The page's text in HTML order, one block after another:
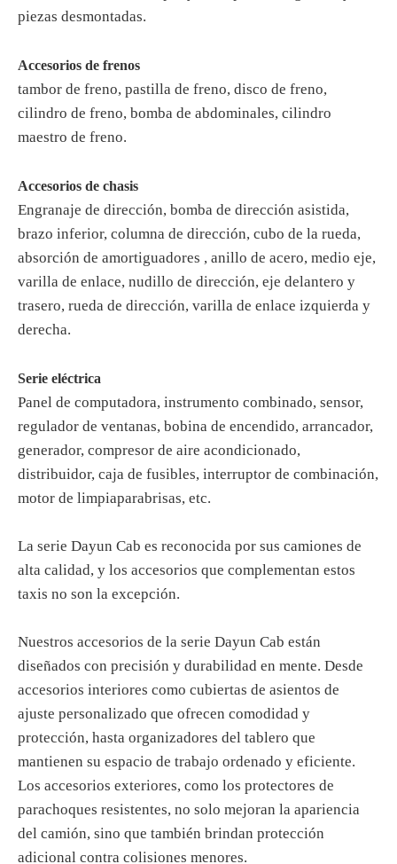
piezas desmontadas.
Accesorios de frenos
tambor de freno, pastilla de freno, disco de freno,
cilindro de freno, bomba de abdominales, cilindro
maestro de freno.
Accesorios de chasis
Engranaje de dirección, bomba de dirección asistida,
brazo inferior, columna de dirección, cubo de la rueda,
absorción de amortiguadores , anillo de acero, medio eje,
varilla de enlace, nudillo de dirección, eje delantero y
trasero, rueda de dirección, varilla de enlace izquierda y
derecha.
Serie eléctrica
Panel de computadora, instrumento combinado, sensor,
regulador de ventanas, bobina de encendido, arrancador,
generador, compresor de aire acondicionado,
distribuidor, caja de fusibles, interruptor de combinación,
motor de limpiaparabrisas, etc.
La serie Dayun Cab es reconocida por sus camiones de
alta calidad, y los accesorios que complementan estos
taxis no son la excepción.
Nuestros accesorios de la serie Dayun Cab están
diseñados con precisión y durabilidad en mente. Desde
accesorios interiores como cubiertas de asientos de
ajuste personalizado que ofrecen comodidad y
protección, hasta organizadores del tablero que
mantienen su espacio de trabajo ordenado y eficiente.
Los accesorios exteriores, como los protectores de
parachoques resistentes, no solo mejoran la apariencia
del camión, sino que también brindan protección
adicional contra colisiones menores.